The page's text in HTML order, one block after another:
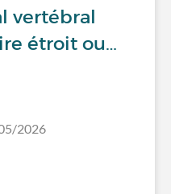
vertébral
étroit ou…
2026